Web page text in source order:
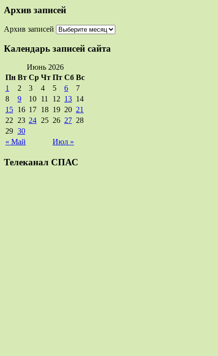
Архив записей
Архив записей
Календарь записей сайта
Июнь 2026
Пн Вт Ср Чт Пт Сб Вс
« Май Июл »
1 2 3 4 5 6
7
8
9 10 11 12 13 14
15 16 17 18 19 20 21
22
23 24 25 26 27 28
29 30
Телеканал СПАС